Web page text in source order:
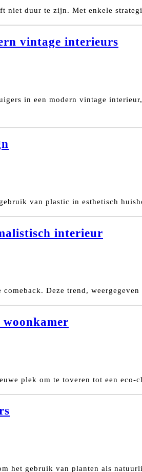
duur te zijn. Met enkele
vintage interieurs
in een modern vintage
van plastic in esthetisch
interieur
Deze trend,
woonkamer
plek om te toveren tot een eco-
het gebruik van planten als